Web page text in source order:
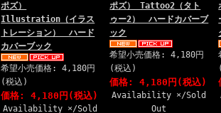
ポズ）
Illustration（イラス
トレーション） ハード
カバーブック
希望小売価格: 4,180円
(税込)
価格: 4,180円(税込)
Availability ×/Sold
ポズ） Tattoo2（タト
ゥー2） ハードカバーブ
ック
希望小売価格: 4,180円
(税込)
価格: 4,180円(税込)
Availability ×/Sold
Out